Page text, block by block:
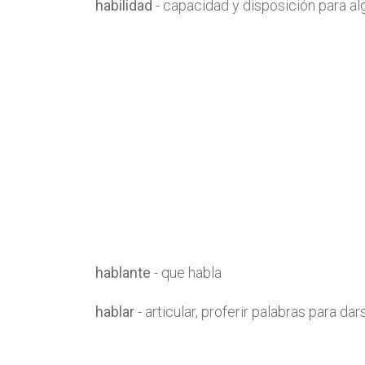
habilidad - capacidad y disposición para
hablante - que habla
hablar- articular, proferir palabras para